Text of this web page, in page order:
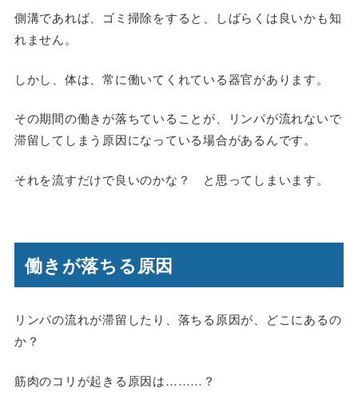
側溝であれば、ゴミ掃除をすると、しばらくは良いかも知
れません。
しかし、体は、常に働いてくれている器官があります。
その期間の働きが落ちていることが、リンパが流れないで
滞留してしまう原因になっている場合があるんです。
それを流すだけで良いのかな？ と思ってしまいます。
働きが落ちる原因
リンパの流れが滞留したり、落ちる原因が、どこにあるの
か？
筋肉のコリが起きる原因は………？